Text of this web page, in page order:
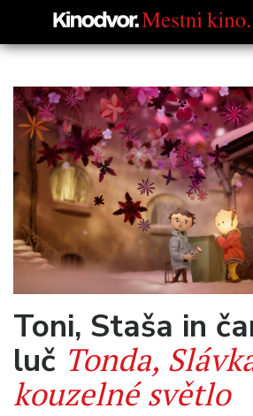
Toni, Staša in
luč Tonda,
kouzelné světlo